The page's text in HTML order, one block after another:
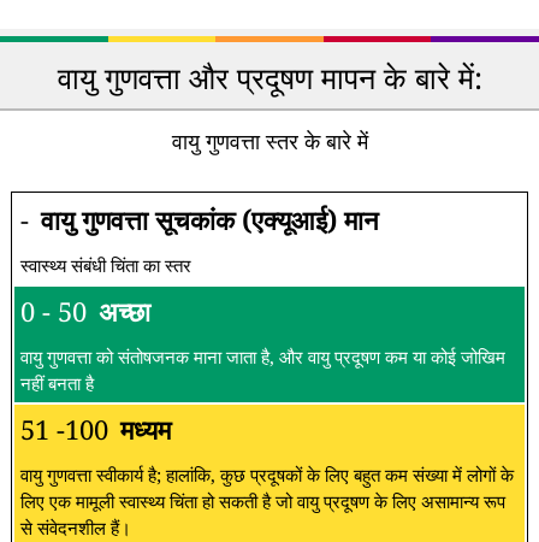
वायु गुणवत्ता और प्रदूषण मापन के बारे में:
वायु गुणवत्ता स्तर के बारे में
- वायु गुणवत्ता सूचकांक (एक्यूआई) मान
स्वास्थ्य संबंधी चिंता का स्तर
0 - 50 अच्छा
वायु गुणवत्ता को संतोषजनक माना जाता है, और वायु प्रदूषण कम या कोई जोखिम
नहीं बनता है
51 -100 मध्यम
वायु गुणवत्ता स्वीकार्य है; हालांकि, कुछ प्रदूषकों के लिए बहुत कम संख्या में लोगों के
लिए एक मामूली स्वास्थ्य चिंता हो सकती है जो वायु प्रदूषण के लिए असामान्य रूप
से संवेदनशील हैं।